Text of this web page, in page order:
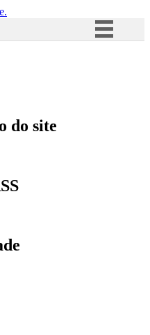
Acesso à informação
do site